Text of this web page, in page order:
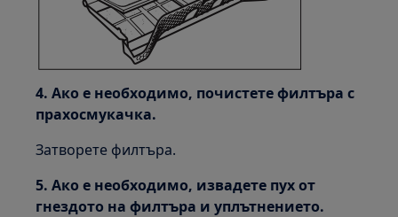
4. Ако е необходимо, почистете филтъра с
прахосмукачка.
Затворете филтъра.
5. Ако е необходимо, извадете пух от
гнездото на филтъра и уплътнението.